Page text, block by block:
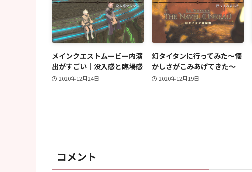
メインクエストムービー内演
出がすごい｜没入感と臨場感
2020年12月24日
幻タイタンに行ってみた～懐
かしさがこみあげてきた～
2020年12月19日
コメント